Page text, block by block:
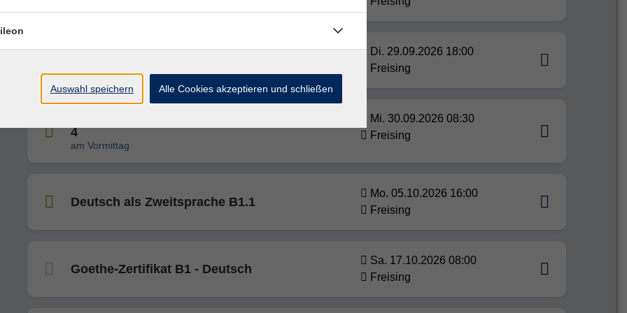
Di. 29.09.2026 18:00
Freising
4
am Vormittag
Mi. 30.09.2026 08:30
Freising
Deutsch als Zweitsprache B1.1
Mo. 05.10.2026 16:00
Freising
Goethe-Zertifikat B1 - Deutsch
Sa. 17.10.2026 08:00
Freising
Auswahl speichern Alle Cookies akzeptieren und schließen